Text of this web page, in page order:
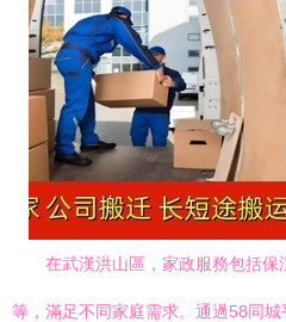
在武漢洪山區，家政服務包括
等，滿足不同家庭需求。通過58同